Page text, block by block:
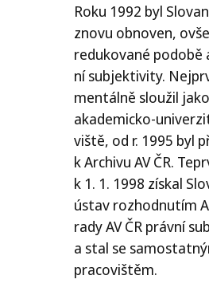
Roku 1992 byl
zno­vu obno­ven,
redu­ko­va­né podo­bě
ní sub­jek­ti­vi­ty.
men­tál­ně slou­žil
aka­de­mic­ko-
viš­tě, od r. 1995 byl
k ArchivuAVČR.
k 1. 1. 1998 zís­kal
ústav roz­hod­nu­tím
radyAVČR práv­ní
a stal se
pracovištěm.